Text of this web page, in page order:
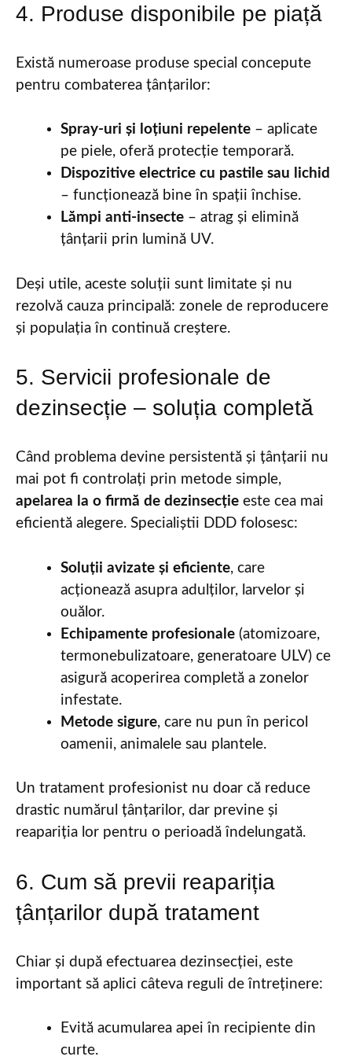
4. Produse disponibile pe piață
Există numeroase produse special concepute
pentru combaterea țânțarilor:
Spray-uri și loțiuni repelente – aplicate
pe piele, oferă protecție temporară.
Dispozitive electrice cu pastile sau lichid
– funcționează bine în spații închise.
Lămpi anti-insecte – atrag și elimină
țânțarii prin lumină UV.
Deși utile, aceste soluții sunt limitate și nu
rezolvă cauza principală: zonele de reproducere
și populația în continuă creștere.
5. Servicii profesionale de
dezinsecție – soluția completă
Când problema devine persistentă și țânțarii nu
mai pot fi controlați prin metode simple,
apelarea la o firmă de dezinsecție este cea mai
eficientă alegere. Specialiștii DDD folosesc:
Soluții avizate și eficiente, care
acționează asupra adulților, larvelor și
ouălor.
Echipamente profesionale (atomizoare,
termonebulizatoare, generatoare ULV) ce
asigură acoperirea completă a zonelor
infestate.
Metode sigure, care nu pun în pericol
oamenii, animalele sau plantele.
Un tratament profesionist nu doar că reduce
drastic numărul țânțarilor, dar previne și
reapariția lor pentru o perioadă îndelungată.
6. Cum să previi reapariția
țânțarilor după tratament
Chiar și după efectuarea dezinsecției, este
important să aplici câteva reguli de întreținere:
Evită acumularea apei în recipiente din
curte.